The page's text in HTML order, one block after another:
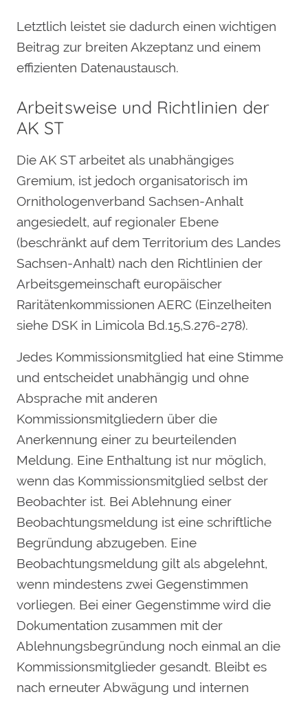
Letztlich leistet sie dadurch einen wichtigen
Beitrag zur breiten Akzeptanz und einem
effizienten Datenaustausch.
Arbeitsweise und Richtlinien der
AK ST
Die AK ST arbeitet als unabhängiges
Gremium, ist jedoch organisatorisch im
Ornithologenverband Sachsen-Anhalt
angesiedelt, auf regionaler Ebene
(beschränkt auf dem Territorium des Landes
Sachsen-Anhalt) nach den Richtlinien der
Arbeitsgemeinschaft europäischer
Raritätenkommissionen AERC (Einzelheiten
siehe DSK in Limicola Bd.15,S.276-278).
Jedes Kommissionsmitglied hat eine Stimme
und entscheidet unabhängig und ohne
Absprache mit anderen
Kommissionsmitgliedern über die
Anerkennung einer zu beurteilenden
Meldung. Eine Enthaltung ist nur möglich,
wenn das Kommissionsmitglied selbst der
Beobachter ist. Bei Ablehnung einer
Beobachtungsmeldung ist eine schriftliche
Begründung abzugeben. Eine
Beobachtungsmeldung gilt als abgelehnt,
wenn mindestens zwei Gegenstimmen
vorliegen. Bei einer Gegenstimme wird die
Dokumentation zusammen mit der
Ablehnungsbegründung noch einmal an die
Kommissionsmitglieder gesandt. Bleibt es
nach erneuter Abwägung und internen